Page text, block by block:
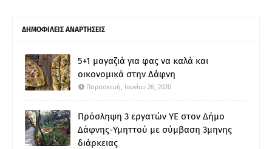
ΔΗΜΟΦΙΛΕΙΣ ΑΝΑΡΤΗΣΕΙΣ
5+1 μαγαζιά για φας να καλά και
οικονομικά στην Δάφνη
Παρασκευή, Ιουνίου 26, 2020
Πρόσληψη 3 εργατών ΥΕ στον Δήμο
Δάφνης-Υμηττού με σύμβαση 3μηνης
διάρκειας